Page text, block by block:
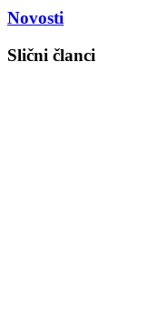
Novosti
Slični članci